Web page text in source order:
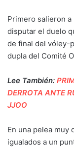
Primero salieron a
disputar el duelo
de final del vóley-
dupla del Comité
Lee También:
DERROTA ANTE
JJOO
En una pelea muy
igualados a un